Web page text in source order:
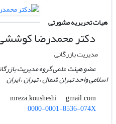
هیات تحریریه مشورتی
دکتر محمدرضا
مدیریت بازرگانی
عضو هیئت علمی گروه مدیریت
اسلامی واحد تهران شمال ، تهران ، ایران
mreza.kousheshi
gmail.com
0000-0001-8536-074X